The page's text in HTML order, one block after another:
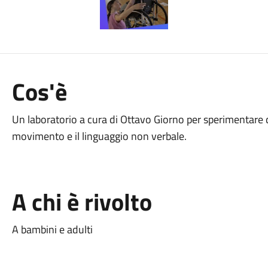
Cos'è
Un laboratorio a cura di Ottavo Giorno per
movimento e il linguaggio non verbale.
A chi è rivolto
A bambini e adulti